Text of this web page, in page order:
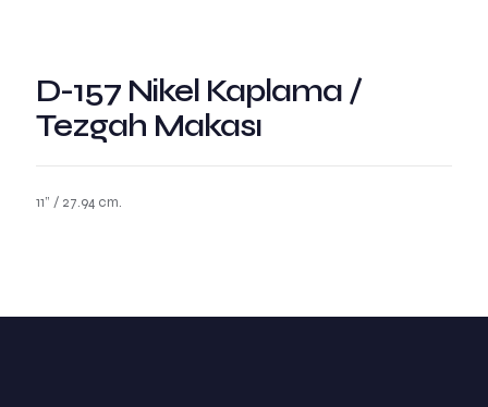
D-157 Nikel Kaplama /
Tezgah Makası
11” / 27.94 cm.